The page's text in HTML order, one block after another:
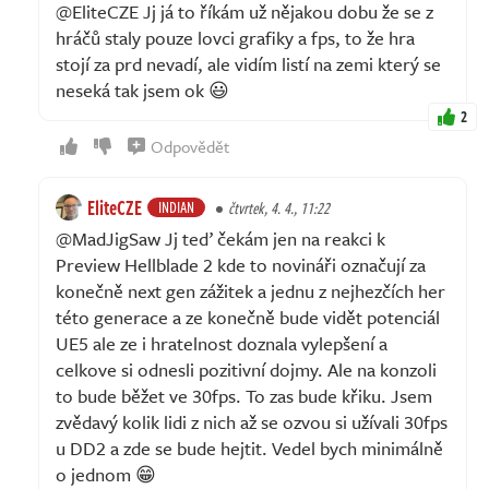
@EliteCZE Jj já to říkám už nějakou dobu že se z
hráčů staly pouze lovci grafiky a fps, to že hra
stojí za prd nevadí, ale vidím listí na zemi který se
neseká tak jsem ok 😃
2
Odpovědět
EliteCZE INDIAN čtvrtek, 4. 4., 11:22
@MadJigSaw Jj teď čekám jen na reakci k
Preview Hellblade 2 kde to novináři označují za
konečně next gen zážitek a jednu z nejhezčích her
této generace a ze konečně bude vidět potenciál
UE5 ale ze i hratelnost doznala vylepšení a
celkove si odnesli pozitivní dojmy. Ale na konzoli
to bude běžet ve 30fps. To zas bude křiku. Jsem
zvědavý kolik lidi z nich až se ozvou si užívali 30fps
u DD2 a zde se bude hejtit. Vedel bych minimálně
o jednom 😁